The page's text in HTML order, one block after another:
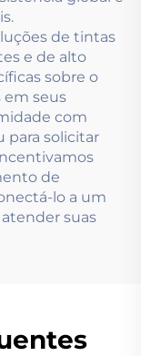
de tintas
e de alto
sobre o
seus
com
para solicitar
de
lo a um
suas